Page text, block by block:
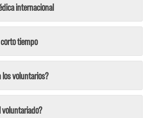
internacional
tiempo
los voluntarios?
voluntariado?